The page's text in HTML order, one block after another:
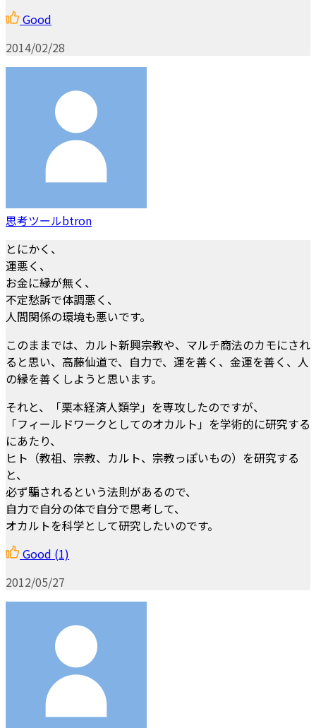
Good
2014/02/28
思考ツールbtron
とにかく、
運悪く、
お金に縁が無く、
不定愁訴で体調悪く、
人間関係の環境も悪いです。
このままでは、カルト新興宗教や、マルチ商法のカモにされ
ると思い、高藤仙道で、自力で、運を善く、金運を善く、人
の縁を善くしようと思います。
それと、「栗本経済人類学」を専攻したのですが、
「フィールドワークとしてのオカルト」を学術的に研究する
にあたり、
ヒト（教祖、宗教、カルト、宗教っぽいもの）を研究する
と、
必ず騙されるという法則があるので、
自力で自分の体で自分で思考して、
オカルトを科学として研究したいのです。
Good (1)
2012/05/27